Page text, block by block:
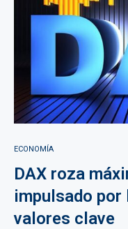
ECONOMÍA
DAX roza
impulsado por
valores clave